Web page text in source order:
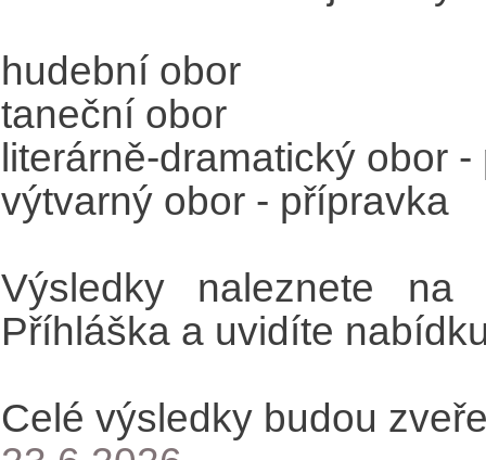
hudební obor
taneční obor
literárně-dramatický obor
výtvarný obor - přípravka
Výsledky naleznete na
Příhláška a uvidíte
Celé výsledky budou